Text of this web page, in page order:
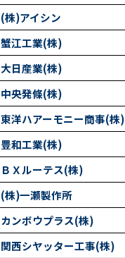
(株)アイシン
蟹江工業(株)
大日産業(株)
中央発條(株)
東洋ハアーモニー商事(株)
豊和工業(株)
ＢＸルーテス(株)
(株)一瀬製作所
カンボウプラス(株)
関西シヤッター工事(株)